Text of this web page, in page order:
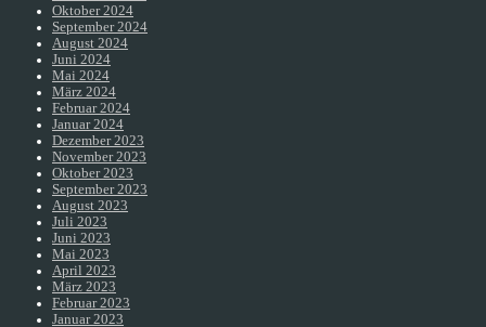
Oktober 2024
September 2024
August 2024
Juni 2024
Mai 2024
März 2024
Februar 2024
Januar 2024
Dezember 2023
November 2023
Oktober 2023
September 2023
August 2023
Juli 2023
Juni 2023
Mai 2023
April 2023
März 2023
Februar 2023
Januar 2023